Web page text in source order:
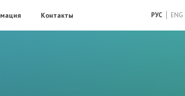
РУС ENG
Контакты